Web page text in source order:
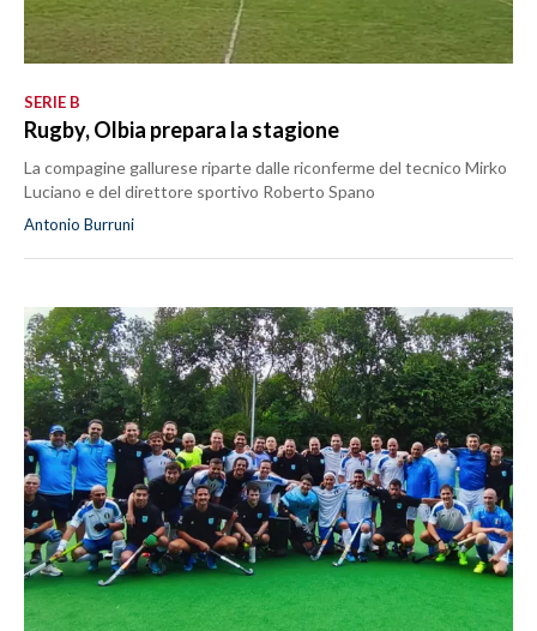
SERIE B
Rugby, Olbia prepara la stagione
La compagine gallurese riparte dalle riconferme del tecnico Mirko
Luciano e del direttore sportivo Roberto Spano
Antonio Burruni